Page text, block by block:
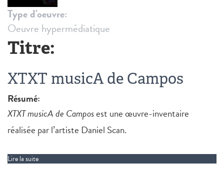
Type d'oeuvre:
Oeuvre hypermédiatique
Titre:
XTXT musicA de Campos
Résumé:
XTXT musicA de Camposest une œuvre-inventaire
réalisée par l’artiste Daniel Scan.
Lire la suite